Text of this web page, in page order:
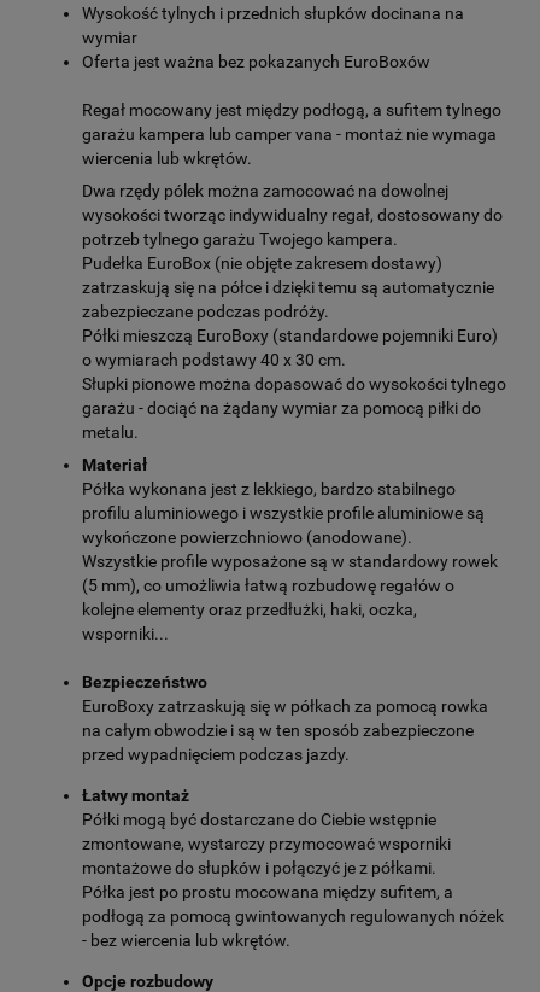
Wysokość tylnych i przednich słupków docinana na
wymiar
Oferta jest ważna bez pokazanych EuroBoxów
Regał mocowany jest między podłogą, a sufitem tylnego
garażu kampera lub camper vana - montaż nie wymaga
wiercenia lub wkrętów.
Dwa rzędy pólek można zamocować na dowolnej
wysokości tworząc indywidualny regał, dostosowany do
potrzeb tylnego garażu Twojego kampera.
Pudełka EuroBox (nie objęte zakresem dostawy)
zatrzaskują się na półce i dzięki temu są automatycznie
zabezpieczane podczas podróży.
Półki mieszczą EuroBoxy (standardowe pojemniki Euro)
o wymiarach podstawy 40 x 30 cm.
Słupki pionowe można dopasować do wysokości tylnego
garażu - dociąć na żądany wymiar za pomocą piłki do
metalu.
Materiał
Półka wykonana jest z lekkiego, bardzo stabilnego
profilu aluminiowego i wszystkie profile aluminiowe są
wykończone powierzchniowo (anodowane).
Wszystkie profile wyposażone są w standardowy rowek
(5 mm), co umożliwia łatwą rozbudowę regałów o
kolejne elementy oraz przedłużki, haki, oczka,
wsporniki...
Bezpieczeństwo
EuroBoxy zatrzaskują się w półkach za pomocą rowka
na całym obwodzie i są w ten sposób zabezpieczone
przed wypadnięciem podczas jazdy.
Łatwy montaż
Półki mogą być dostarczane do Ciebie wstępnie
zmontowane, wystarczy przymocować wsporniki
montażowe do słupków i połączyć je z półkami.
Półka jest po prostu mocowana między sufitem, a
podłogą za pomocą gwintowanych regulowanych nóżek
- bez wiercenia lub wkrętów.
Opcje rozbudowy